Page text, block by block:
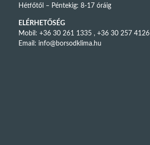
Hétfőtől – Péntekig: 8-17 óráig
ELÉRHETŐSÉG
Mobil: +36 30 261 1335 , +36 30 257 4126
Email: info@borsodklima.hu